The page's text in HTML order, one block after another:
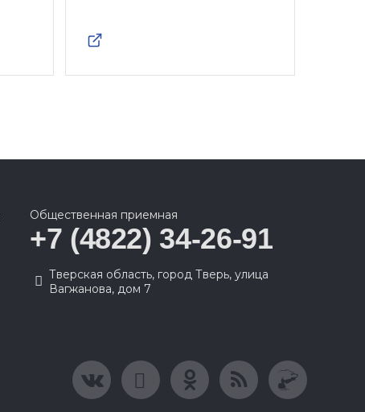
Общественная приемная
+7 (4822) 34-26-91
Тверская область, город Тверь, улица
Вагжанова, дом 7